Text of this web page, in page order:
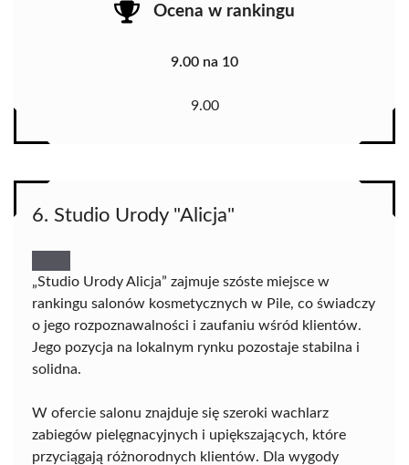
Ocena w rankingu
9.00 na 10
9.00
6. Studio Urody "Alicja"
„Studio Urody Alicja” zajmuje szóste miejsce w
rankingu salonów kosmetycznych w Pile, co świadczy
o jego rozpoznawalności i zaufaniu wśród klientów.
Jego pozycja na lokalnym rynku pozostaje stabilna i
solidna.
W ofercie salonu znajduje się szeroki wachlarz
zabiegów pielęgnacyjnych i upiększających, które
przyciągają różnorodnych klientów. Dla wygody